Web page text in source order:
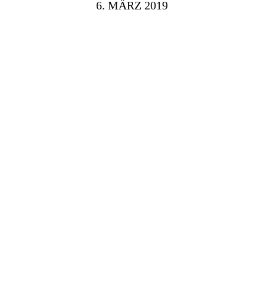
6. MÄRZ 2019